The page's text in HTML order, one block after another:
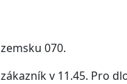
070.
v 11.45. Pro